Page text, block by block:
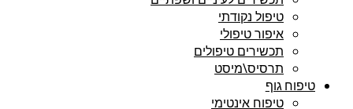
טיפול נקודתי
איפור טיפולי
תכשירים טיפולים
תרסיס\מיסט
טיפוח גוף
טיפוח אינטימי